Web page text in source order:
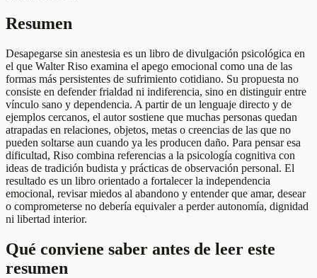
Resumen
Desapegarse sin anestesia es un libro de divulgación psicológica en
el que Walter Riso examina el apego emocional como una de las
formas más persistentes de sufrimiento cotidiano. Su propuesta no
consiste en defender frialdad ni indiferencia, sino en distinguir entre
vínculo sano y dependencia. A partir de un lenguaje directo y de
ejemplos cercanos, el autor sostiene que muchas personas quedan
atrapadas en relaciones, objetos, metas o creencias de las que no
pueden soltarse aun cuando ya les producen daño. Para pensar esa
dificultad, Riso combina referencias a la psicología cognitiva con
ideas de tradición budista y prácticas de observación personal. El
resultado es un libro orientado a fortalecer la independencia
emocional, revisar miedos al abandono y entender que amar, desear
o comprometerse no debería equivaler a perder autonomía, dignidad
ni libertad interior.
Qué conviene saber antes de leer este
resumen